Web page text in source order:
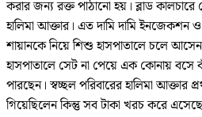
করার জন্য রক্ত পাঠানো হয়। ব্লাড
হালিমা আক্তার। এত দামি দামি ইনজেকশন
শায়ানকে নিয়ে শিশু হাসপাতালে চলে
হাসপাতালে সেট না পেয়ে এক কোনায়
পারছেন। স্বচ্ছল পরিবারের হালিমা আক্তার
গিয়েছিলেন কিন্তু সব টাকা খরচ করে